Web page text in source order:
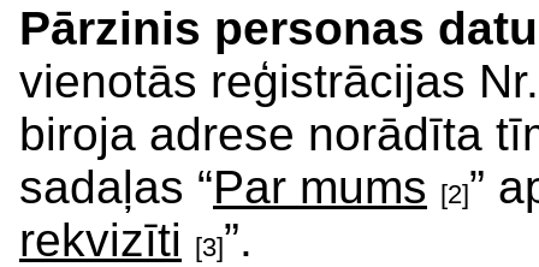
Pārzinis personas
vienotās reģistrācijas
biroja adrese norādīta
sadaļas “Par mums [2]”
rekvizīti [3]”.